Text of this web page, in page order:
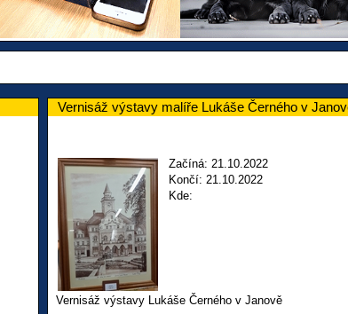
Vernisáž výstavy malíře Lukáše Černého v
Začíná: 21.10.2022
Končí: 21.10.2022
Kde:
Vernisáž výstavy Lukáše Černého v Janově